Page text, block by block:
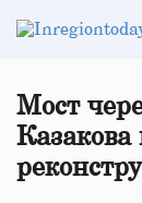
Мост
Казакова